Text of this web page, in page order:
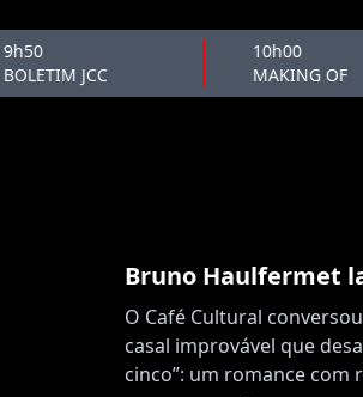
9h50
BOLETIM JCC
10h00
MAKING OF
Bruno Haulfermet
O Café Cultural
casal improvável que
cinco”: um romance